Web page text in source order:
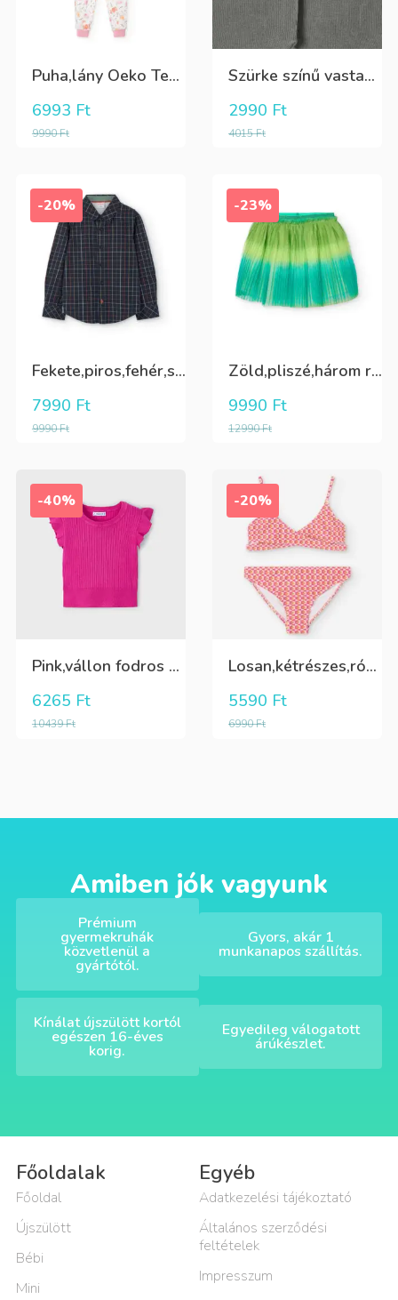
Puha,lány Oeko Tex bio pamut hosszú pizsama
9990Ft
6993 Ft
Szürke színű vastag puha harisnya
4015Ft
2990 Ft
-20%
Fekete,piros,fehér,sárga kockás ing
9990Ft
7990 Ft
-23%
Zöld,pliszé,három rétegű(alatta csillogó tüll+kiwizöld vászon) szoknya
12990Ft
9990 Ft
-40%
Pink,vállon fodros csini lány kötött póló
10439Ft
6265 Ft
-20%
Losan,kétrészes,rózsaszín,sárga,krém színű fürdőruha
6990Ft
5590 Ft
Amiben jók vagyunk
Prémium
gyermekruhák
közvetlenül a
gyártótól.
Gyors, akár 1
munkanapos szállítás.
Kínálat újszülött kortól
egészen 16-éves
korig.
Egyedileg válogatott
árúkészlet.
Főoldalak
Főoldal
Újszülött
Bébi
Mini
Egyéb
Adatkezelési tájékoztató
Általános szerződési
feltételek
Impresszum